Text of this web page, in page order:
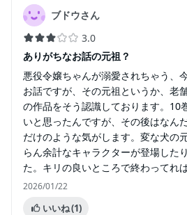
ブドウさん
3.0
ありがちなお話の元祖？
悪役令嬢ちゃんが溺愛されちゃう、
お話ですが、その元祖というか、老
の作品をそう認識しております。10
いと思ったんですが、その後はなん
だけのような気がします。変な犬の
らん余計なキャラクターが登場した
た。キリの良いところで終わってれ
2026/01/22
いいね(1)